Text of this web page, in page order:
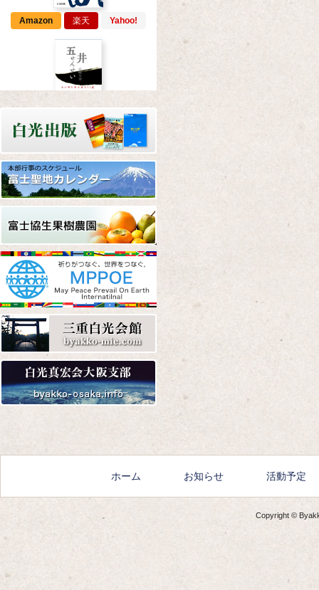
Amazon 楽天 Yahoo!
Amazon 楽天 Yahoo!
Amazon 楽天 Yahoo!
Amazon 楽天 Yahoo!
ホーム お知らせ 活動予定
Copyright ©